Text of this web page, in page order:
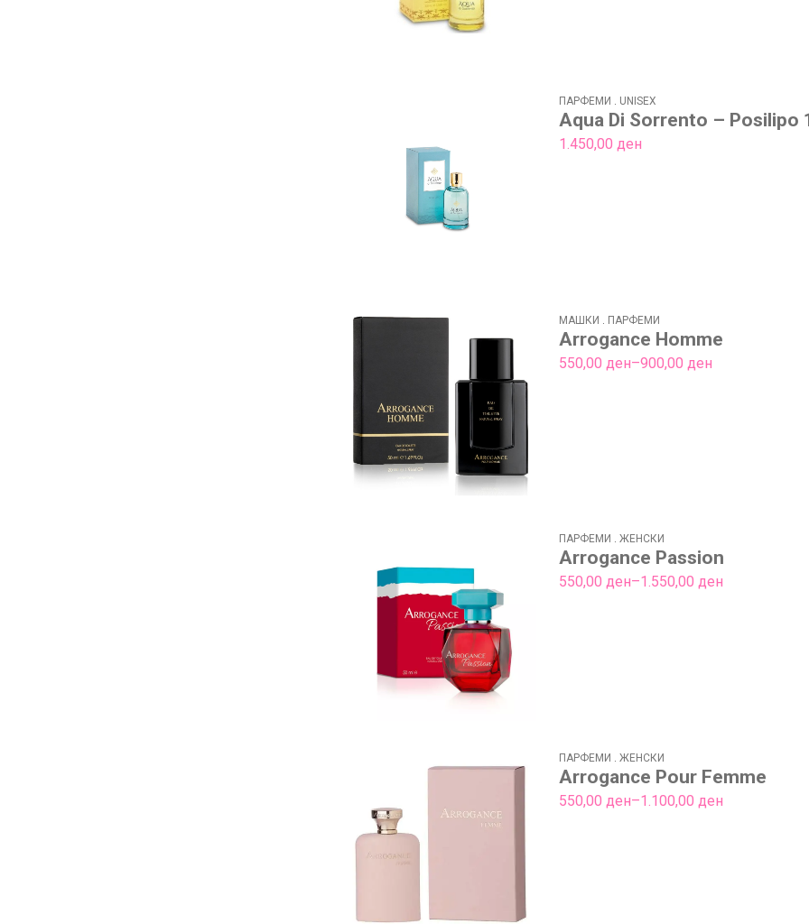
ПАРФЕМИ . UNISEX
Aqua Di Sorrento – Posilipo
1.450,00ден
МАШКИ ПАРФЕМИ
Arrogance Homme
550,00 ден–900,00 ден
Price
range:
ПАРФЕМИ .ЖЕНСКИ
Arrogance Passion
550,00ден–1.550,00ден
Price
range:
ПАРФЕМИ .ЖЕНСКИ
Arrogance Pour Femme
550,00 ден–1.100,00 ден
Price
range: